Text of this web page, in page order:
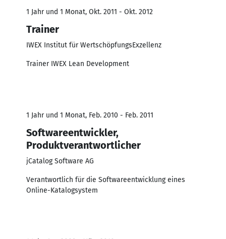
1 Jahr und 1 Monat, Okt. 2011 - Okt. 2012
Trainer
IWEX Institut für WertschöpfungsExzellenz
Trainer IWEX Lean Development
1 Jahr und 1 Monat, Feb. 2010 - Feb. 2011
Softwareentwickler,
Produktverantwortlicher
jCatalog Software AG
Verantwortlich für die Softwareentwicklung eines
Online-Katalogsystem